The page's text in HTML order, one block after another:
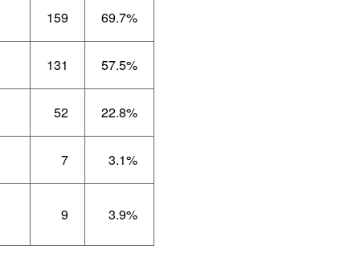
159 69.7%
131 57.5%
52 22.8%
7 3.1%
9 3.9%